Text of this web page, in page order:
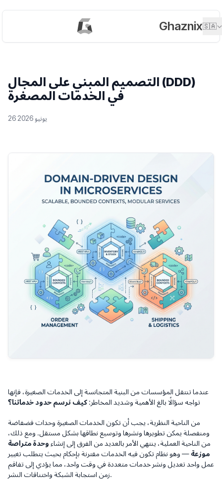
Ghaznix🇸🇦
التصميم المبني على المجال (DDD)
في الخدمات المصغرة
26 يونيو 2026
عندما تنتقل المؤسسات من البنية المتجانسة إلى الخدمات الصغيرة، فإنها
تواجه سؤالًا بالغ الأهمية وشديد المخاطر: كيف نرسم حدود خدماتنا؟
من الناحية النظرية، يجب أن تكون الخدمات الصغيرة وحدات فضفاضة
ومنفصلة يمكن تطويرها ونشرها وتوسيع نطاقها بشكل مستقل. ومع ذلك،
من الناحية العملية، ينتهي الأمر بالعديد من الفرق إلى إنشاء وحدة متراصة
موزعة — وهو نظام تكون فيه الخدمات مقترنة بإحكام بحيث يتطلب تغيير
عمل واحد تعديل ونشر خدمات متعددة في وقت واحد، مما يؤدي إلى تفاقم
زمن استجابة الشبكة واختناقات النشر.